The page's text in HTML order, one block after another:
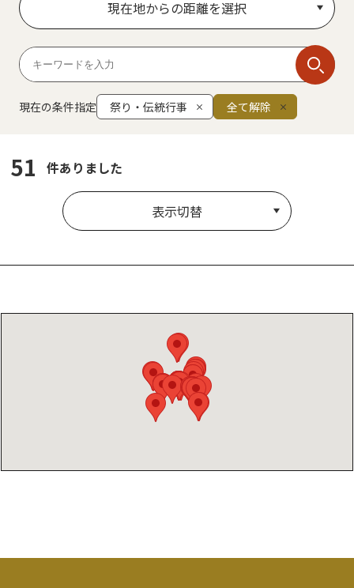
現在地からの距離を選択
現在の条件指定 祭り・伝統行事 全て解除
51 件ありました
表示切替